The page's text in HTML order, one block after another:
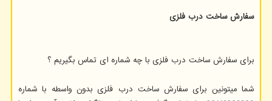
سفارش ساخت درب فلزی
برای سفارش ساخت درب فلزی با چه شماره ای تماس بگیریم ؟
شما میتونین برای سفارش ساخت درب فلزی بدون واسطه با شماره